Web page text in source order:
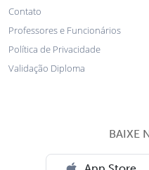
Contato
Professores e Funcionários
Política de Privacidade
Validação Diploma
BAIXE